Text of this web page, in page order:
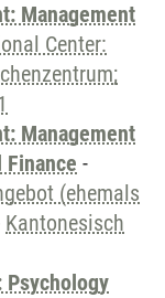
Management
Center:
Management
-
(ehemals
Kantonesisch
Psychology